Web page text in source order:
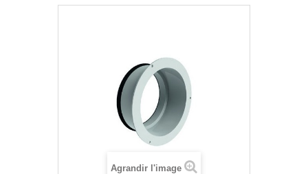
Agrandir l'image